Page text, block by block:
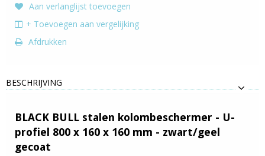
Aan verlanglijst toevoegen
+ Toevoegen aan vergelijking
Afdrukken
BESCHRIJVING
BLACK BULL stalen kolombeschermer - U-
profiel 800 x 160 x 160 mm - zwart/geel
gecoat